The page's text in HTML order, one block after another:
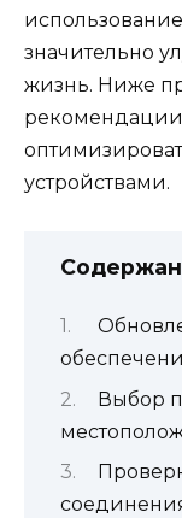
значительно
жизнь. Ниже
устройствами.
Выбор